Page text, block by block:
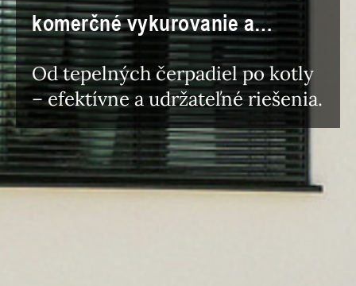
komerčné vykurovanie a
vetranie
Od tepelných čerpadiel po kotly
– efektívne a udržateľné riešenia.